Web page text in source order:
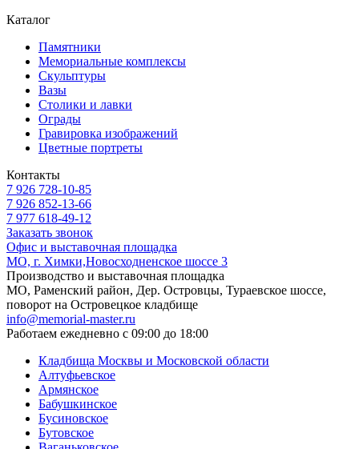
Каталог
Памятники
Мемориальные комплексы
Скульптуры
Вазы
Столики и лавки
Ограды
Гравировка изображений
Цветные портреты
Контакты
7 926 728-10-85
7 926 852-13-66
7 977 618-49-12
Заказать звонок
Офис и выставочная площадка
МО, г. Химки,Новосходненское шоссе 3
Производство и выставочная площадка
МО, Раменский район, Дер. Островцы, Тураевское шоссе,
поворот на Островецкое кладбище
info@memorial-master.ru
Работаем ежедневно с 09:00 до 18:00
Кладбища Москвы и Московской области
Алтуфьевское
Армянское
Бабушкинское
Бусиновское
Бутовское